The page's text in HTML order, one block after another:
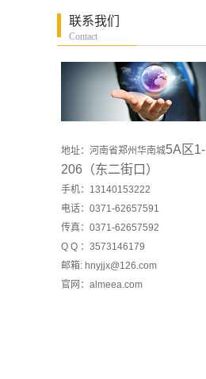
联系我们
Contact
地址：河南省郑州华南城5A区1-
206（东二街口）
手机：13140153222
电话：0371-62657591
传真：0371-62657592
Q Q ：3573146179
邮箱: hnyjjx@126.com
官网： almeea.com